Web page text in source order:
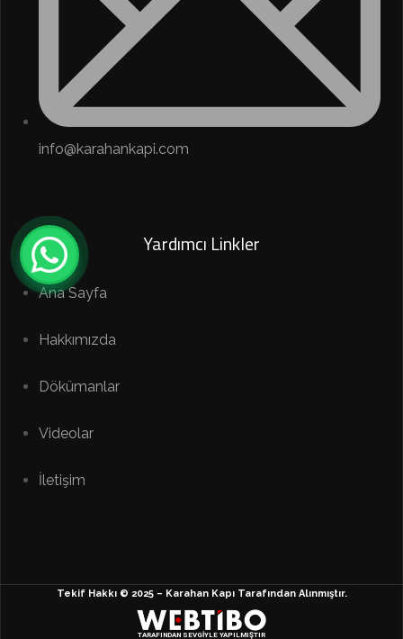
info@karahankapi.com
Yardımcı Linkler
Ana Sayfa
Hakkımızda
Dökümanlar
Videolar
İletişim
Tekif Hakkı © 2025 – Karahan Kapı Tarafından Alınmıştır.
TARAFINDAN SEVGİYLE YAPILMIŞTIR